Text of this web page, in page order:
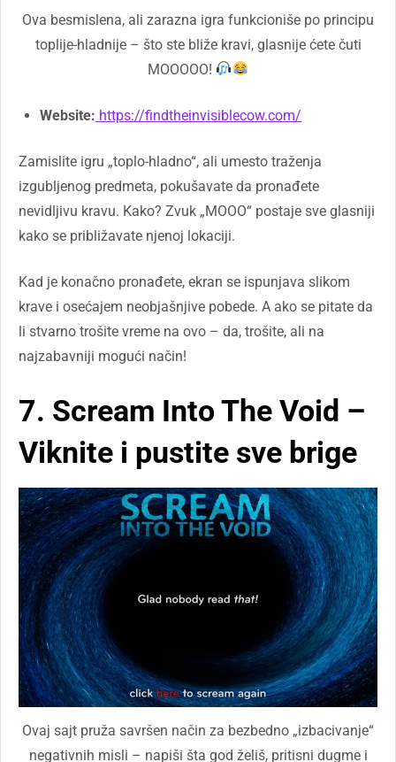
Ova besmislena, ali zarazna igra funkcioniše po principu
toplije-hladnije – što ste bliže kravi, glasnije ćete čuti
MOOOOO!
Website: https://findtheinvisiblecow.com/
Zamislite igru „toplo-hladno“, ali umesto traženja
izgubljenog predmeta, pokušavate da pronađete
nevidljivu kravu. Kako? Zvuk „MOOO“ postaje sve glasniji
kako se približavate njenoj lokaciji.
Kad je konačno pronađete, ekran se ispunjava slikom
krave i osećajem neobjašnjive pobede. A ako se pitate da
li stvarno trošite vreme na ovo – da, trošite, ali na
najzabavniji mogući način!
7. Scream Into The Void –
Viknite i pustite sve brige
Ovaj sajt pruža savršen način za bezbedno „izbacivanje“
negativnih misli – napiši šta god želiš, pritisni dugme i